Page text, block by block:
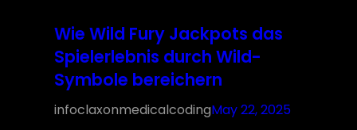
Wie Wild Fury Jackpots das
Spielerlebnis durch Wild-
Symbole bereichern
infoclaxonmedicalcodingMay 22, 2025